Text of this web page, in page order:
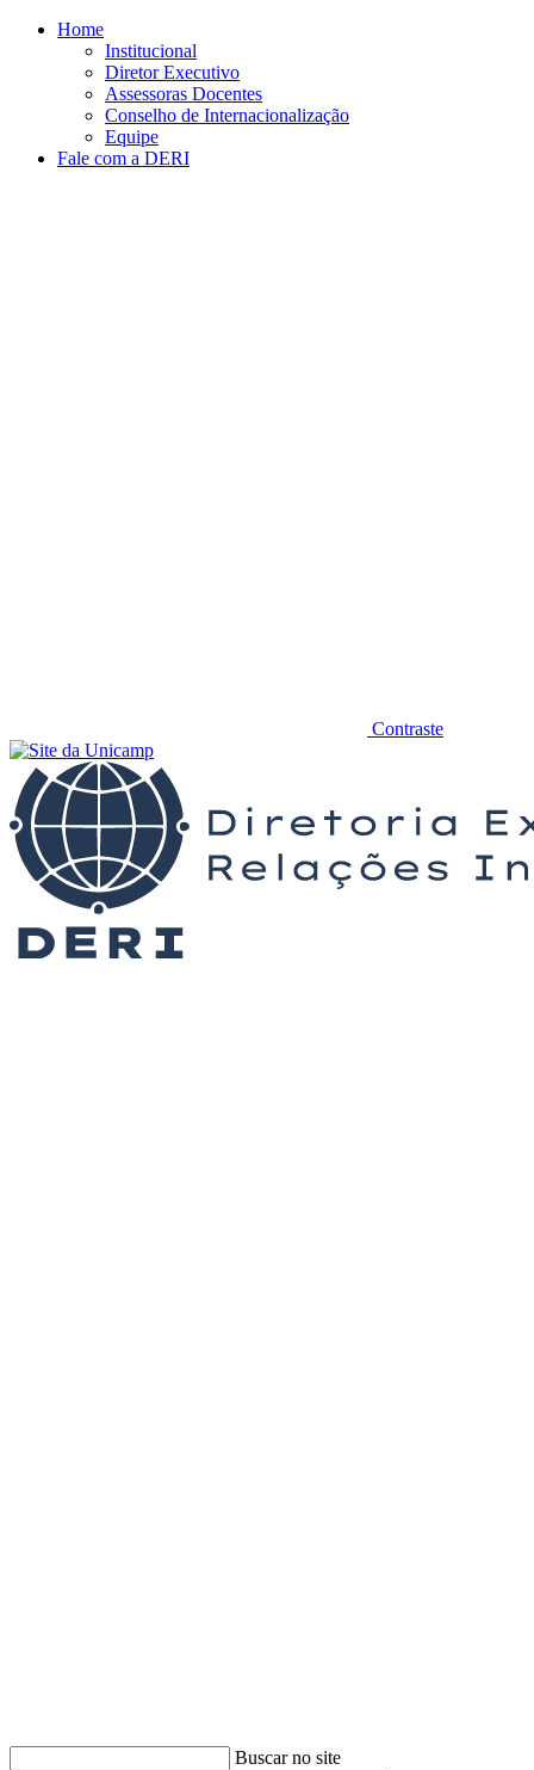
Conteúdo principal
Home
Institucional
Diretor Executivo
Assessoras Docentes
Conselho de Internacionalização
Equipe
Fale com a DERI
Contraste
Buscar no site